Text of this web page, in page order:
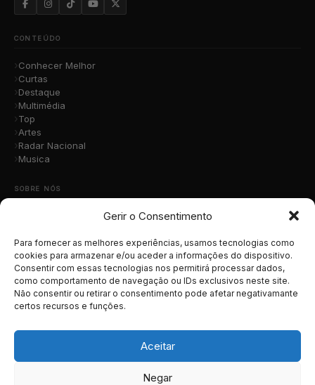
Gerir o Consentimento
Para fornecer as melhores experiências, usamos tecnologias como
cookies para armazenar e/ou aceder a informações do dispositivo.
Consentir com essas tecnologias nos permitirá processar dados,
como comportamento de navegação ou IDs exclusivos neste site.
Não consentir ou retirar o consentimento pode afetar negativamante
certos recursos e funções.
Aceitar
Negar
CONTEÚDO
Conhecer Melhor
Curtas
Destaque
Multimédia
Top
Artes
Radar Nacional
Musica
SOBRE NÓS
Contacto
Submete a Tua Música
Publicidade
Apoiar o Projeto